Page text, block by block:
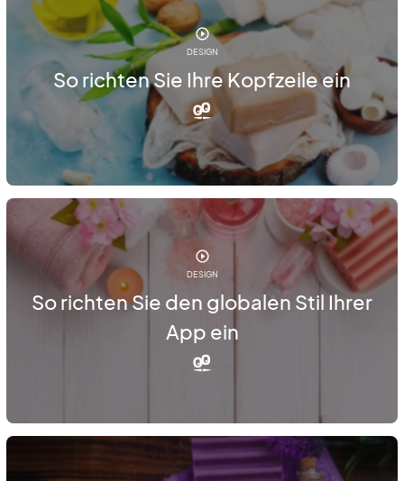
DESIGN
So richten Sie Ihre Kopfzeile ein
DESIGN
So richten Sie den globalen Stil Ihrer
App ein